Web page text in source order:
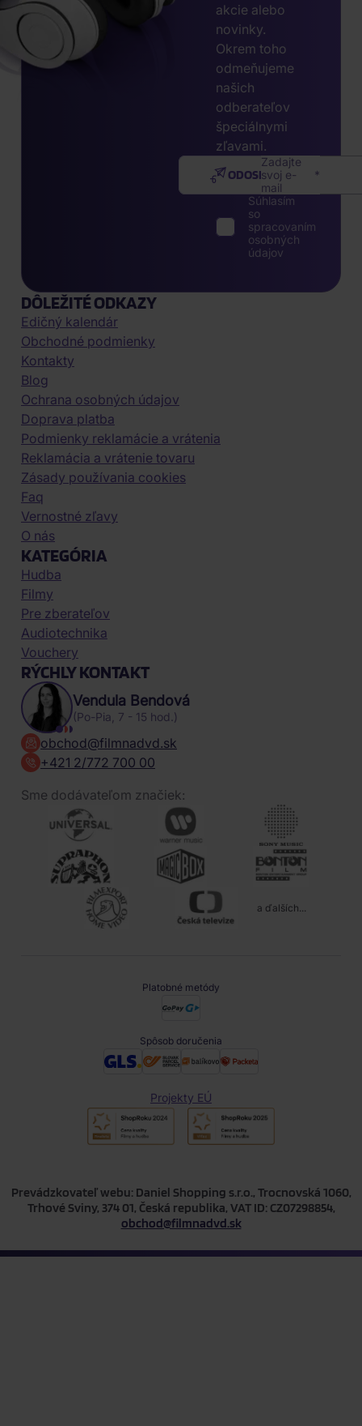
akcie alebo
novinky.
Okrem toho
odmeňujeme
našich
odberateľov
špeciálnymi
zľavami.
Zadajte
svoj e-
mail
ODOSLAŤ
Súhlasím
so
spracovaním
osobných
údajov
DÔLEŽITÉ ODKAZY
Edičný kalendár
Obchodné podmienky
Kontakty
Blog
Ochrana osobných údajov
Doprava platba
Podmienky reklamácie a vrátenia
Reklamácia a vrátenie tovaru
Zásady používania cookies
Faq
Vernostné zľavy
O nás
KATEGÓRIA
Hudba
Filmy
Pre zberateľov
Audiotechnika
Vouchery
RÝCHLY KONTAKT
Vendula Bendová
(Po-Pia, 7 - 15 hod.)
obchod@filmnadvd.sk
+421 2/772 700 00
Sme dodávateľom značiek:
a ďalších...
Platobné metódy
Spôsob doručenia
Projekty EÚ
Prevádzkovateľ webu: Daniel Shopping s.r.o., Trocnovská 1060,
Trhové Sviny, 374 01, Česká republika, VAT ID: CZ07298854,
obchod@filmnadvd.sk